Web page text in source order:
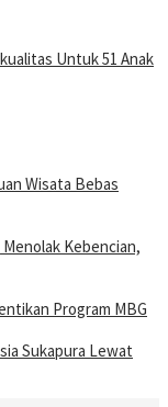
Untuk 51 Anak
Wisata Bebas
Kebencian,
Program MBG
Sukapura Lewat